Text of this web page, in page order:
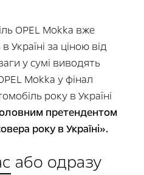
OPEL Mokka вже
Україні за ціною від
у сумі виводять
Mokka у фінал
року в Україні
претендентом
року в Україні».
або одразу